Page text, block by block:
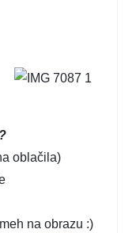
oblačila)
na obrazu :)